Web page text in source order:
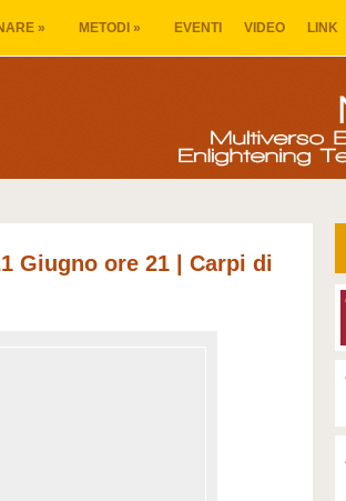
» METODI » EVENTI VIDEO LINK
Giugno ore 21 | Carpi di